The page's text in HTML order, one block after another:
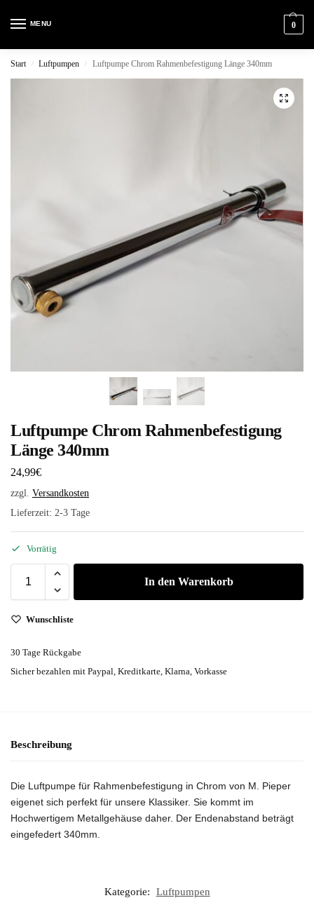
MENU 0
Start / Luftpumpen / Luftpumpe Chrom Rahmenbefestigung Länge 340mm
Luftpumpe Chrom Rahmenbefestigung
Länge 340mm
24,99€
zzgl. Versandkosten
Lieferzeit: 2-3 Tage
Vorrätig
In den Warenkorb
Wunschliste
30 Tage Rückgabe
Sicher bezahlen mit Paypal, Kreditkarte, Klarna, Vorkasse
Beschreibung
Die Luftpumpe für Rahmenbefestigung in Chrom von M. Pieper
eigenet sich perfekt für unsere Klassiker. Sie kommt im
Hochwertigem Metallgehäuse daher. Der Endenabstand beträgt
eingefedert 340mm.
Kategorie:
Luftpumpen